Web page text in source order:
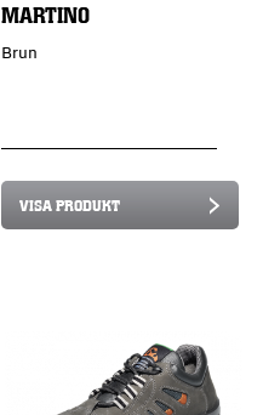
MARTINO
Brun
VISA PRODUKT